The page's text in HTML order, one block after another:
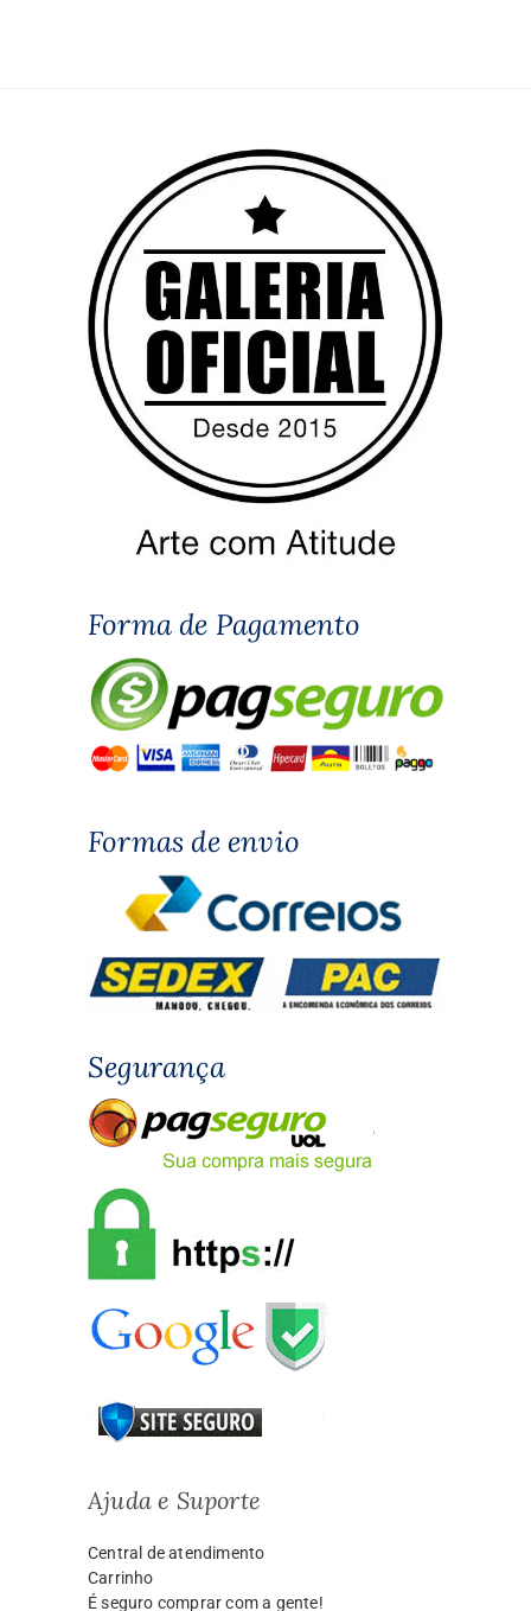
Forma de Pagamento
Formas de envio
Segurança
Ajuda e Suporte
Central de atendimento
Carrinho
É seguro comprar com a gente!